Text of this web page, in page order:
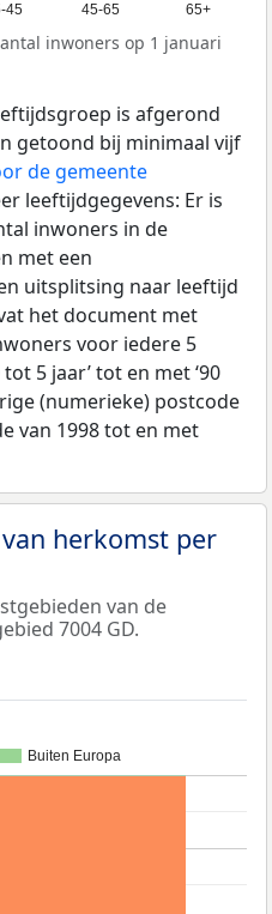
45 45-65 65+
inwoners op 1 januari
is afgerond
getoond bij minimaal vijf
de gemeente
leeftijdgegevens: Er is
inwoners in de
met een
uitsplitsing naar leeftijd
het document met
voor iedere 5
5 jaar’ tot en met ‘90
(numerieke) postcode
van 1998 tot en met
herkomst per
van de
7004 GD.
Buiten Europa